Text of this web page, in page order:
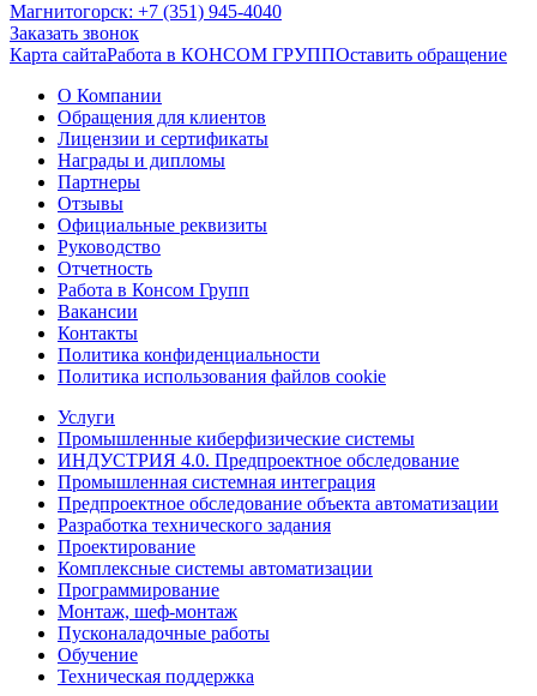
Магнитогорск: +7 (351) 945-4040
Заказать звонок
Карта сайтаРабота в КОНСОМ ГРУППОставить обращение
О Компании
Обращения для клиентов
Лицензии и сертификаты
Награды и дипломы
Партнеры
Отзывы
Официальные реквизиты
Руководство
Отчетность
Работа в Консом Групп
Вакансии
Контакты
Политика конфиденциальности
Политика использования файлов cookie
Услуги
Промышленные киберфизические системы
ИНДУСТРИЯ 4.0. Предпроектное обследование
Промышленная системная интеграция
Предпроектное обследование объекта автоматизации
Разработка технического задания
Проектирование
Комплексные системы автоматизации
Программирование
Монтаж, шеф-монтаж
Пусконаладочные работы
Обучение
Техническая поддержка